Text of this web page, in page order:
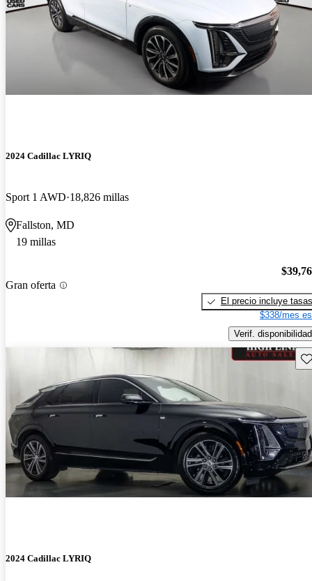
2024 Cadillac LYRIQ
Sport 1 AWD 18,826 millas
Fallston, MD
19 millas
Gran oferta
El precio incluye tasas
$338/mes
Verif. disponibilidad
2024 Cadillac LYRIQ